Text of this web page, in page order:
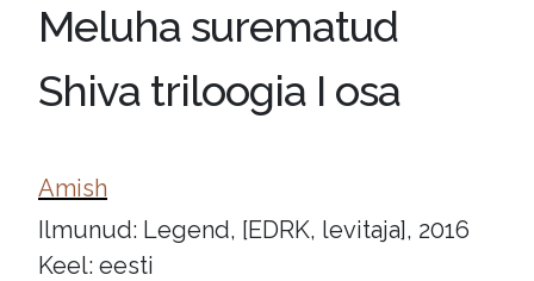
Meluha surematud
Shiva triloogia I osa
Amish
Ilmunud: Legend, [EDRK, levitaja], 2016
Keel: eesti